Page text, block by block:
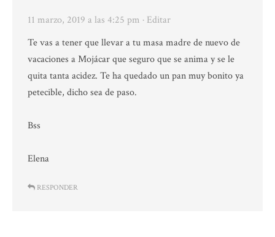
11 marzo, 2019 a las 4:25 pm · Editar
Te vas a tener que llevar a tu masa madre de nuevo de
vacaciones a Mojácar que seguro que se anima y se le
quita tanta acidez. Te ha quedado un pan muy bonito ya
petecible, dicho sea de paso.
Bss
Elena
RESPONDER